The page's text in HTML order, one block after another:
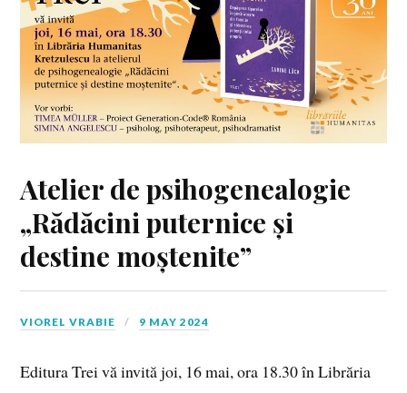
Atelier de psihogenealogie
„Rădăcini puternice și
destine moștenite”
VIOREL VRABIE 9 MAY 2024
Editura Trei vă invită joi, 16 mai, ora 18.30 în Librăria